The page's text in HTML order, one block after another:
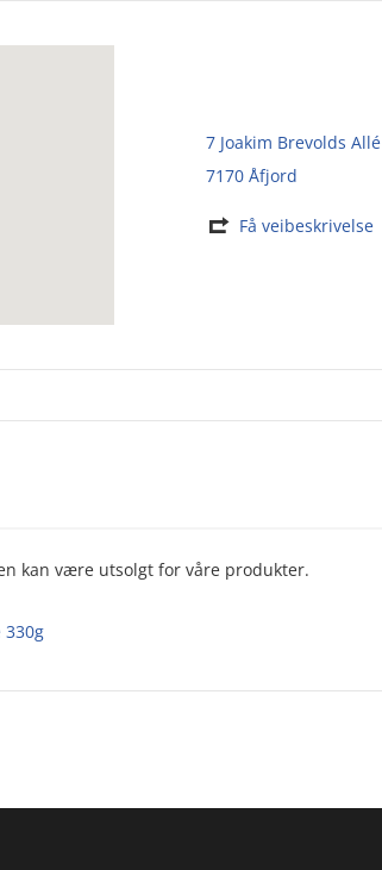
7 Joakim Brevolds Allé
7170 Åfjord
Få veibeskrivelse
kan være utsolgt for våre produkter.
330g